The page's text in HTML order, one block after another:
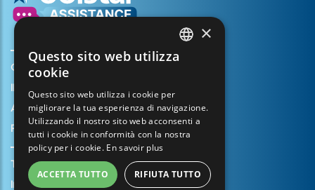
Creare il mio account
Aprire un caso di assistenza
Registrazione della garanzia
Termini e condizioni di vendita
Informazioni legali
FRENCH
SPANISH
ITALIAN
GERMAN
×
Questo sito web utilizza
cookie
Questo sito web utilizza i cookie per
migliorare la tua esperienza di navigazione.
Utilizzando il nostro sito web acconsenti a
tutti i cookie in conformità con la nostra
policy per i cookie. En savoir plus
ACCETTA TUTTO RIFIUTA TUTTO